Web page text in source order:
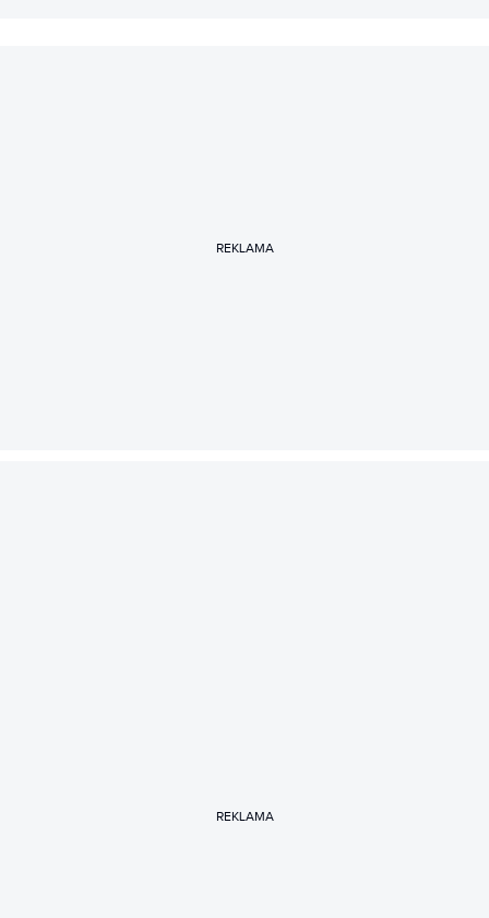
REKLAMA
REKLAMA